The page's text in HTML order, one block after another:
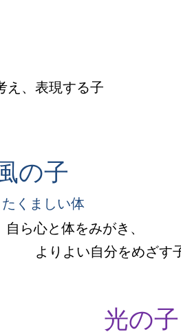
え、表現する子
子
たくましい体
をみがき、
自分をめざす
子